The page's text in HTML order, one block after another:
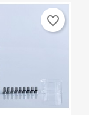
favorite_border